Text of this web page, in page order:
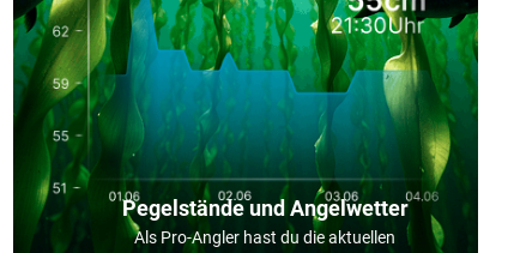
Pegelstände und Angelwetter
Als Pro-Angler hast du die aktuellen